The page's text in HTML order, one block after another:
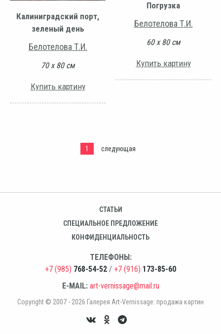
Калиниградский порт,
зеленый день
Белотелова Т.И.
70 х 80 см
Купить картину
Погрузка
Белотелова Т.И.
60 х 80 см
Купить картину
1 следующая
СТАТЬИ
СПЕЦИАЛЬНОЕ ПРЕДЛОЖЕНИЕ
КОНФИДЕНЦИАЛЬНОСТЬ
ТЕЛЕФОНЫ:
+7 (985) 768-54-52 / +7 (916) 173-85-60
E-MAIL: art-vernissage@mail.ru
Copyright © 2007 - 2026 Галерея Art-Vernissage: продажа картин